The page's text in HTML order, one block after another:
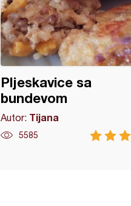
Pljeskavice sa
bundevom
Autor: Tijana
5585